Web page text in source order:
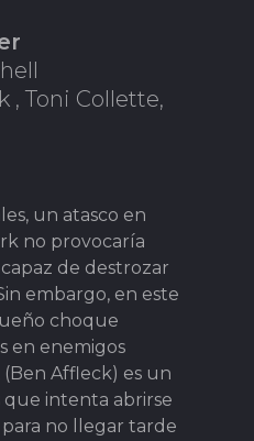
, Toni Collette,
un atasco en
no provocaría
de destrozar
embargo, en este
choque
en enemigos
(Ben Affleck) es un
que intenta abrirse
no llegar tarde